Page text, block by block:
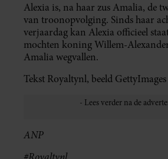
Alexia is, na haar zus Amalia, de
van troonopvolging. Sinds haar
verjaardag kan Alexia officieel
mochten koning Willem-
Amalia wegvallen.
Tekst Royaltynl, beeld GettyImages
ANP